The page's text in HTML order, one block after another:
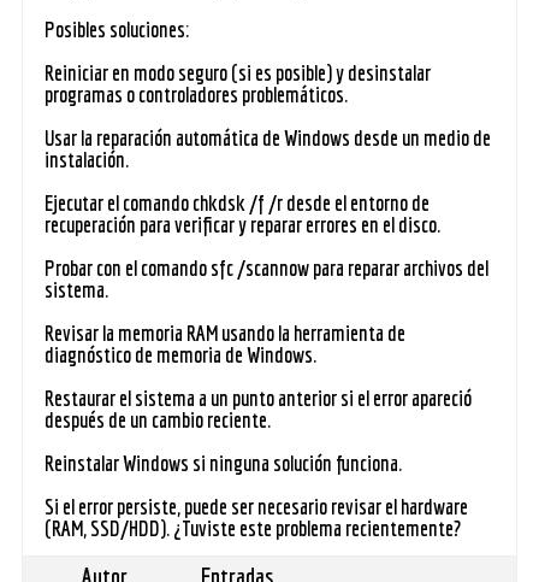
Posibles soluciones:
Reiniciar en modo seguro (si es posible) y desinstalar
programas o controladores problemáticos.
Usar la reparación automática de Windows desde un medio de
instalación.
Ejecutar el comando chkdsk /f /r desde el entorno de
recuperación para verificar y reparar errores en el disco.
Probar con el comando sfc /scannow para reparar archivos del
sistema.
Revisar la memoria RAM usando la herramienta de
diagnóstico de memoria de Windows.
Restaurar el sistema a un punto anterior si el error apareció
después de un cambio reciente.
Reinstalar Windows si ninguna solución funciona.
Si el error persiste, puede ser necesario revisar el hardware
(RAM, SSD/HDD). ¿Tuviste este problema recientemente?